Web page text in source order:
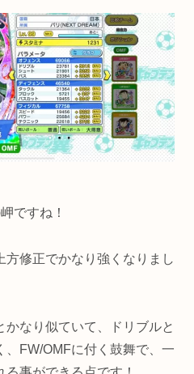
ですね！
方修正でかなり強くなりまし
なり似ていて、ドリブルと
FW/OMFに付く鼓舞で、一